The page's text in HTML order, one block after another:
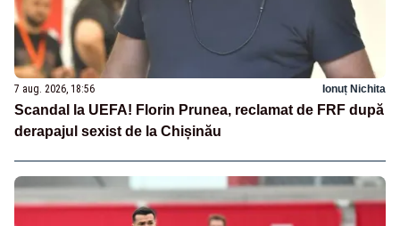
7 aug. 2026, 18:56 Ionuț Nichita
Scandal la UEFA! Florin Prunea, reclamat de FRF după
derapajul sexist de la Chișinău